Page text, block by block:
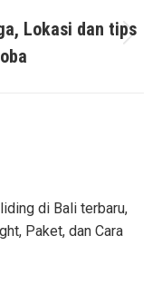
Lokasi dan tips
di Bali terbaru,
Paket, dan Cara